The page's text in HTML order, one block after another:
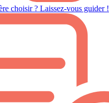
choisir ? Laissez-vous guider !